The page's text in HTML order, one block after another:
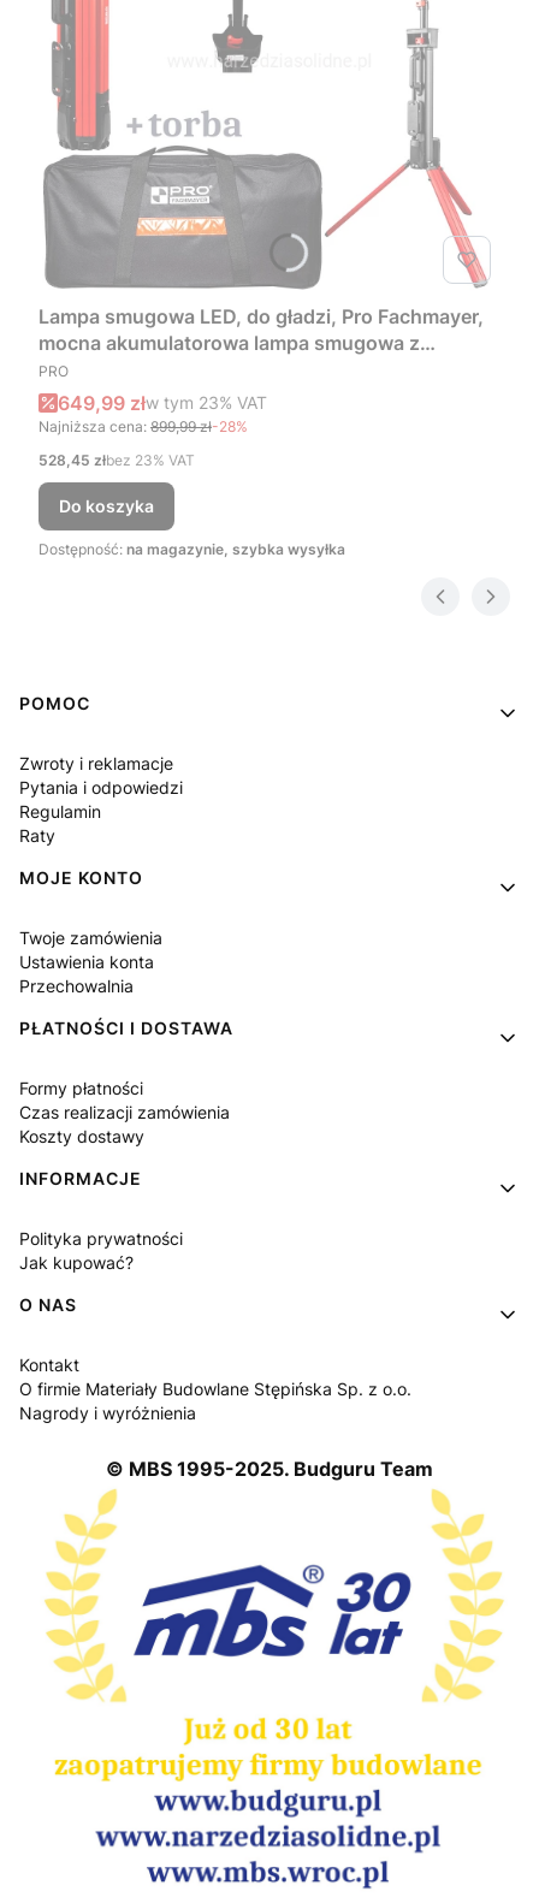
Lampa smugowa LED, do gładzi, Pro Fachmayer,
mocna akumulatorowa lampa smugowa z
regulacją w każdym kierunku
PRODUCENT
PRO
Cena promocyjna brutto
649,99 złw tym %s VAT
w tym 23% VAT
Najniższa cena: 899,99 zł-28%
Cena netto
528,45 złbez 23% VAT
Do koszyka
Dostępność: na magazynie, szybka wysyłka
Linki w stopce
POMOC
Zwroty i reklamacje
Pytania i odpowiedzi
Regulamin
Raty
MOJE KONTO
Twoje zamówienia
Ustawienia konta
Przechowalnia
PŁATNOŚCI I DOSTAWA
Formy płatności
Czas realizacji zamówienia
Koszty dostawy
INFORMACJE
Polityka prywatności
Jak kupować?
O NAS
Kontakt
O firmie Materiały Budowlane Stępińska Sp. z o.o.
Nagrody i wyróżnienia
© MBS 1995-2025. Budguru Team